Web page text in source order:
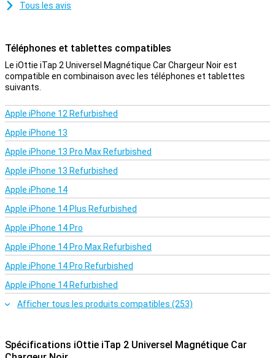
Tous les avis
Téléphones et tablettes compatibles
Le iOttie iTap 2 Universel Magnétique Car Chargeur Noir est
compatible en combinaison avec les téléphones et tablettes
suivants.
Apple iPhone 12 Refurbished
Apple iPhone 13
Apple iPhone 13 Pro Max Refurbished
Apple iPhone 13 Refurbished
Apple iPhone 14
Apple iPhone 14 Plus Refurbished
Apple iPhone 14 Pro
Apple iPhone 14 Pro Max Refurbished
Apple iPhone 14 Pro Refurbished
Apple iPhone 14 Refurbished
Afficher tous les produits compatibles (253)
Spécifications iOttie iTap 2 Universel Magnétique Car